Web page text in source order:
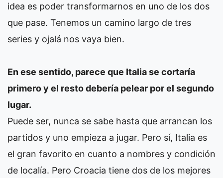
idea es poder transformarnos en uno de los dos
que pase. Tenemos un camino largo de tres
series y ojalá nos vaya bien.
En ese sentido, parece que Italia se cortaría
primero y el resto debería pelear por el segundo
lugar.
Puede ser, nunca se sabe hasta que arrancan los
partidos y uno empieza a jugar. Pero sí, Italia es
el gran favorito en cuanto a nombres y condición
de localía. Pero Croacia tiene dos de los mejores